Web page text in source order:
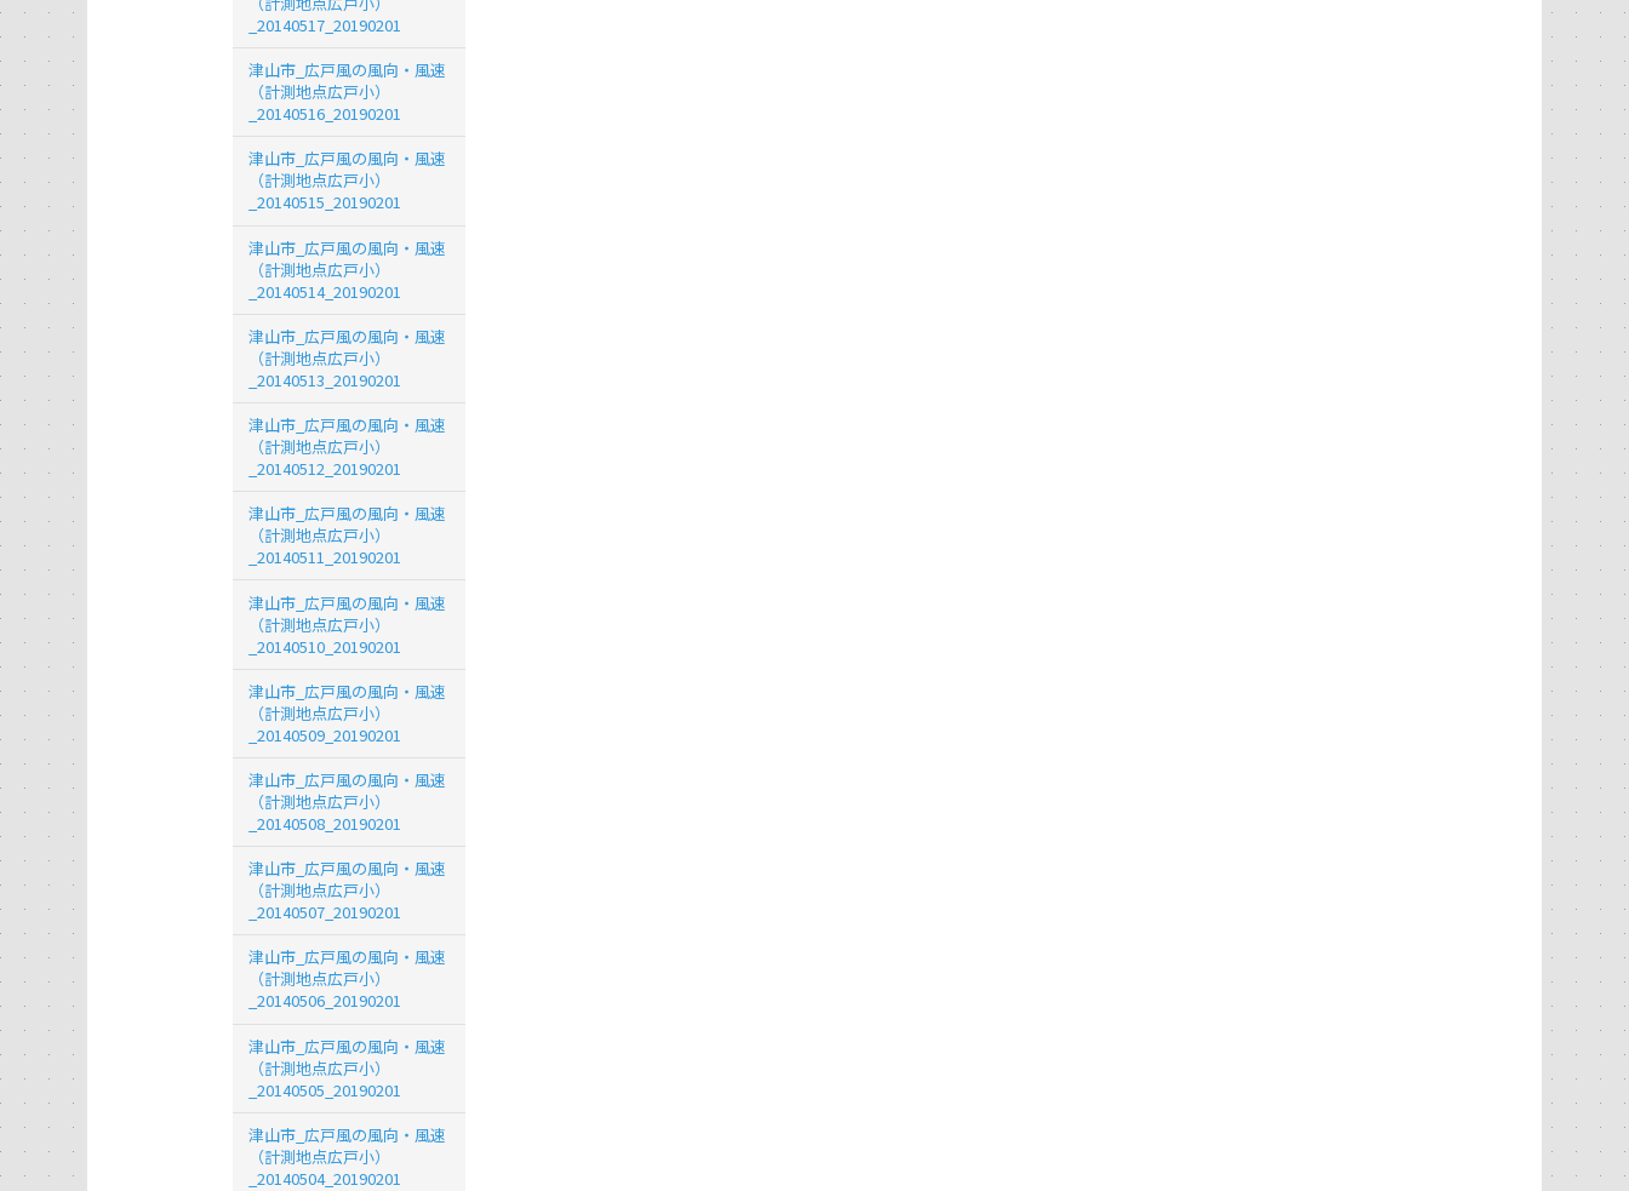
_20140517_20190201
津山市_広戸風の風向・風速
（計測地点広戸小）
_20140516_20190201
津山市_広戸風の風向・風速
（計測地点広戸小）
_20140515_20190201
津山市_広戸風の風向・風速
（計測地点広戸小）
_20140514_20190201
津山市_広戸風の風向・風速
（計測地点広戸小）
_20140513_20190201
津山市_広戸風の風向・風速
（計測地点広戸小）
_20140512_20190201
津山市_広戸風の風向・風速
（計測地点広戸小）
_20140511_20190201
津山市_広戸風の風向・風速
（計測地点広戸小）
_20140510_20190201
津山市_広戸風の風向・風速
（計測地点広戸小）
_20140509_20190201
津山市_広戸風の風向・風速
（計測地点広戸小）
_20140508_20190201
津山市_広戸風の風向・風速
（計測地点広戸小）
_20140507_20190201
津山市_広戸風の風向・風速
（計測地点広戸小）
_20140506_20190201
津山市_広戸風の風向・風速
（計測地点広戸小）
_20140505_20190201
津山市_広戸風の風向・風速
（計測地点広戸小）
_20140504_20190201